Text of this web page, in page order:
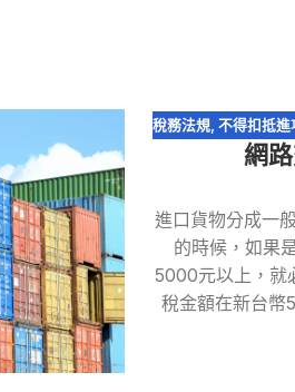
稅務法規 ,不得扣抵進
網
進口貨物分成一
的時候，如果
5000元以上，就
稅金額在新台幣